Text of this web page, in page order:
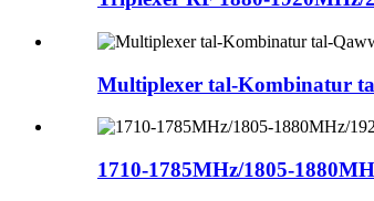
Multiplexer tal-Kombinatur
1710-1785MHz/1805-